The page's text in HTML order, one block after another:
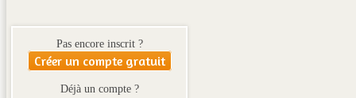
Pas encore inscrit ?
Créer un compte gratuit
Déjà un compte ?